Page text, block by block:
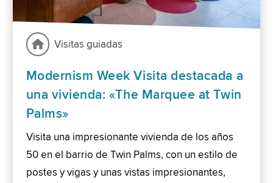
Visitas guiadas
Modernism Week Visita destacada a
una vivienda: «The Marquee at Twin
Palms»
Visita una impresionante vivienda de los años
50 en el barrio de Twin Palms, con un estilo de
postes y vigas y unas vistas impresionantes,